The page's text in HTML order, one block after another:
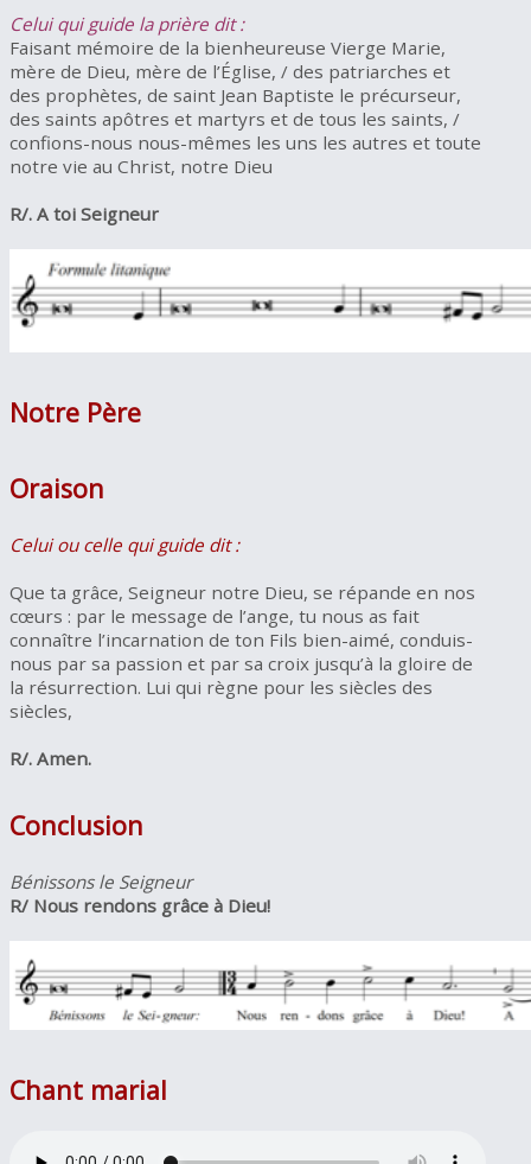
Celui qui guide la prière dit :
Faisant mémoire de la bienheureuse Vierge Marie,
mère de Dieu, mère de l’Église, / des patriarches et
des prophètes, de saint Jean Baptiste le précurseur,
des saints apôtres et martyrs et de tous les saints, /
confions-nous nous-mêmes les uns les autres et toute
notre vie au Christ, notre Dieu
R/. A toi Seigneur
Notre Père
Oraison
Celui ou celle qui guide dit :
Que ta grâce, Seigneur notre Dieu, se répande en nos
cœurs : par le message de l’ange, tu nous as fait
connaître l’incarnation de ton Fils bien-aimé, conduis-
nous par sa passion et par sa croix jusqu’à la gloire de
la résurrection. Lui qui règne pour les siècles des
siècles,
R/. Amen.
Conclusion
Bénissons le Seigneur
R/ Nous rendons grâce à Dieu!
Chant marial